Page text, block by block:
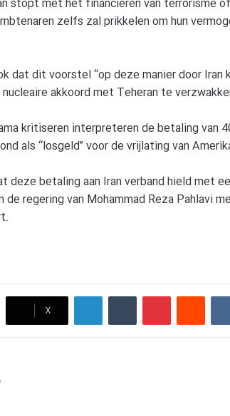
stopt met het financieren van terrorisme
zelfs zal prikkelen om hun
dat dit voorstel “op deze manier door Iran
akkoord met Teheran te
kritiseren interpreteren de betaling van
als “losgeld” voor de vrijlating van
betaling aan Iran verband hield met
de regering van Mohammad Reza Pahlavi
X